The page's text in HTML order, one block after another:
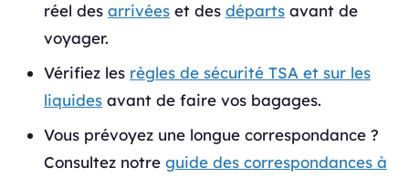
réel des arrivées et des départs avant de
voyager.
Vérifiez les règles de sécurité TSA et sur les
liquides avant de faire vos bagages.
Vous prévoyez une longue correspondance ?
Consultez notre guide des correspondances à